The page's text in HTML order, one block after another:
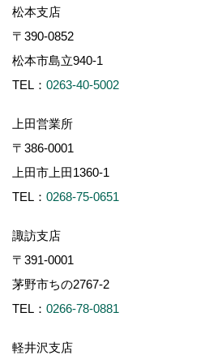
松本支店
〒390-0852
松本市島立940-1
TEL： 0263-40-5002
上田営業所
〒386-0001
上田市上田1360-1
TEL： 0268-75-0651
諏訪支店
〒391-0001
茅野市ちの2767-2
TEL： 0266-78-0881
軽井沢支店